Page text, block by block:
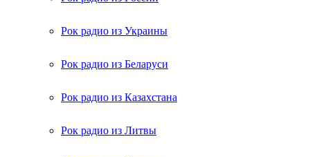
Рок радио из Украины
Рок радио из Беларуси
Рок радио из Казахстана
Рок радио из Литвы